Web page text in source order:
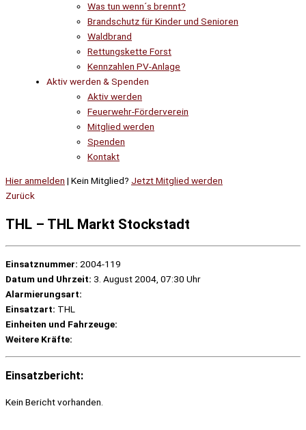
Was tun wenn´s brennt?
Brandschutz für Kinder und Senioren
Waldbrand
Rettungskette Forst
Kennzahlen PV-Anlage
Aktiv werden & Spenden
Aktiv werden
Feuerwehr-Förderverein
Mitglied werden
Spenden
Kontakt
Hier anmelden | Kein Mitglied? Jetzt Mitglied werden
Zurück
THL – THL Markt Stockstadt
Einsatznummer: 2004-119
Datum und Uhrzeit: 3. August 2004, 07:30 Uhr
Alarmierungsart:
Einsatzart: THL
Einheiten und Fahrzeuge:
Weitere Kräfte:
Einsatzbericht:
Kein Bericht vorhanden.